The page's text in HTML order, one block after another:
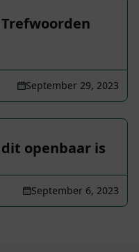
September 29, 2023
openbaar is
September 6, 2023